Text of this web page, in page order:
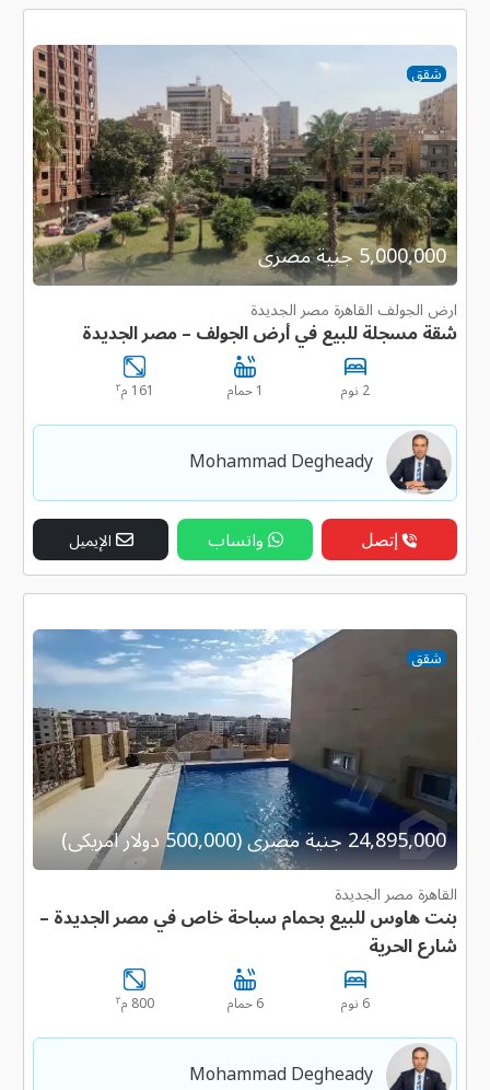
شقق
5,000,000 جنية مصرى
ارض الجولف القاهرة مصر الجديدة
شقة مسجلة للبيع في أرض الجولف – مصر الجديدة
2 نوم 1 حمام 161 م ٢
Mohammad Degheady
إتصل واتساب الإيميل
شقق
24,895,000 جنية مصرى (500,000 دولار امريكى)
القاهرة مصر الجديدة
بنت هاوس للبيع بحمام سباحة خاص في مصر الجديدة –
شارع الحرية
6 نوم 6 حمام 800 م ٢
Mohammad Degheady